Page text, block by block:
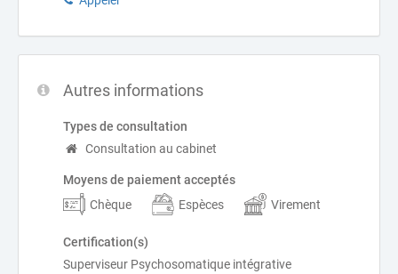
Autres informations
Types de consultation
Consultation au cabinet
Moyens de paiement acceptés
Chèque
Espèces Virement
Certification(s)
Superviseur Psychosomatique intégrative